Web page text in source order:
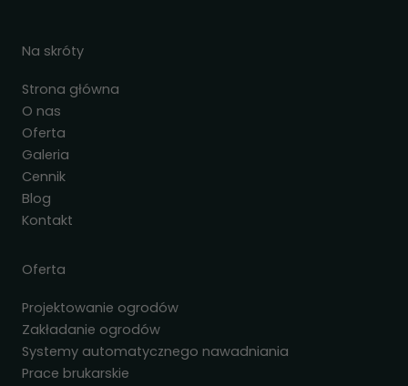
Na skróty
Strona główna
O nas
Oferta
Galeria
Cennik
Blog
Kontakt
Oferta
Projektowanie ogrodów
Zakładanie ogrodów
Systemy automatycznego nawadniania
Prace brukarskie